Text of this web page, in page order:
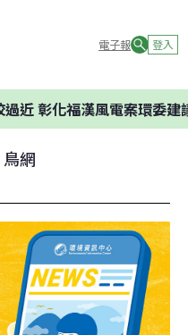
電子報 登入
福漢風電案環委建議不應開
鳥網